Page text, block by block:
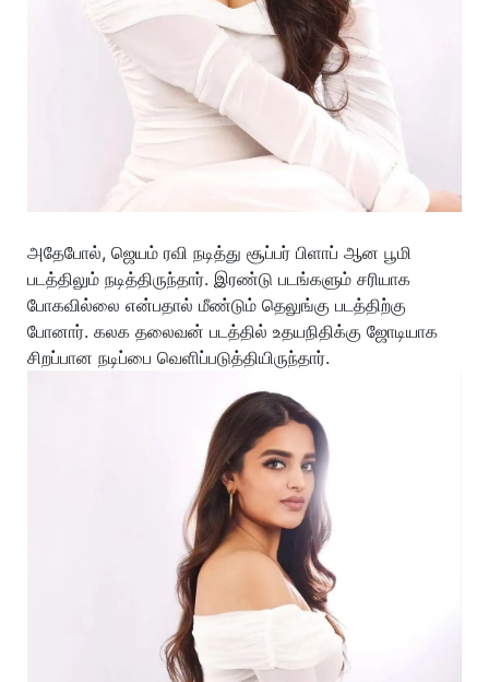
அதேபோல், ஜெயம் ரவி நடித்து சூப்பர் பிளாப் ஆன பூமி
படத்திலும் நடித்திருந்தார். இரண்டு படங்களும் சரியாக
போகவில்லை என்பதால் மீண்டும் தெலுங்கு படத்திற்கு
போனார். கலக தலைவன் படத்தில் உதயநிதிக்கு ஜோடியாக
சிறப்பான நடிப்பை வெளிப்படுத்தியிருந்தார்.